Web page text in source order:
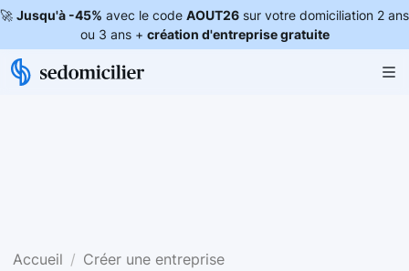
🚀 Jusqu'à -45% avec le code AOUT26 sur votre domiciliation 2 ans
ou 3 ans + création d'entreprise gratuite
Accueil
Créer une entreprise